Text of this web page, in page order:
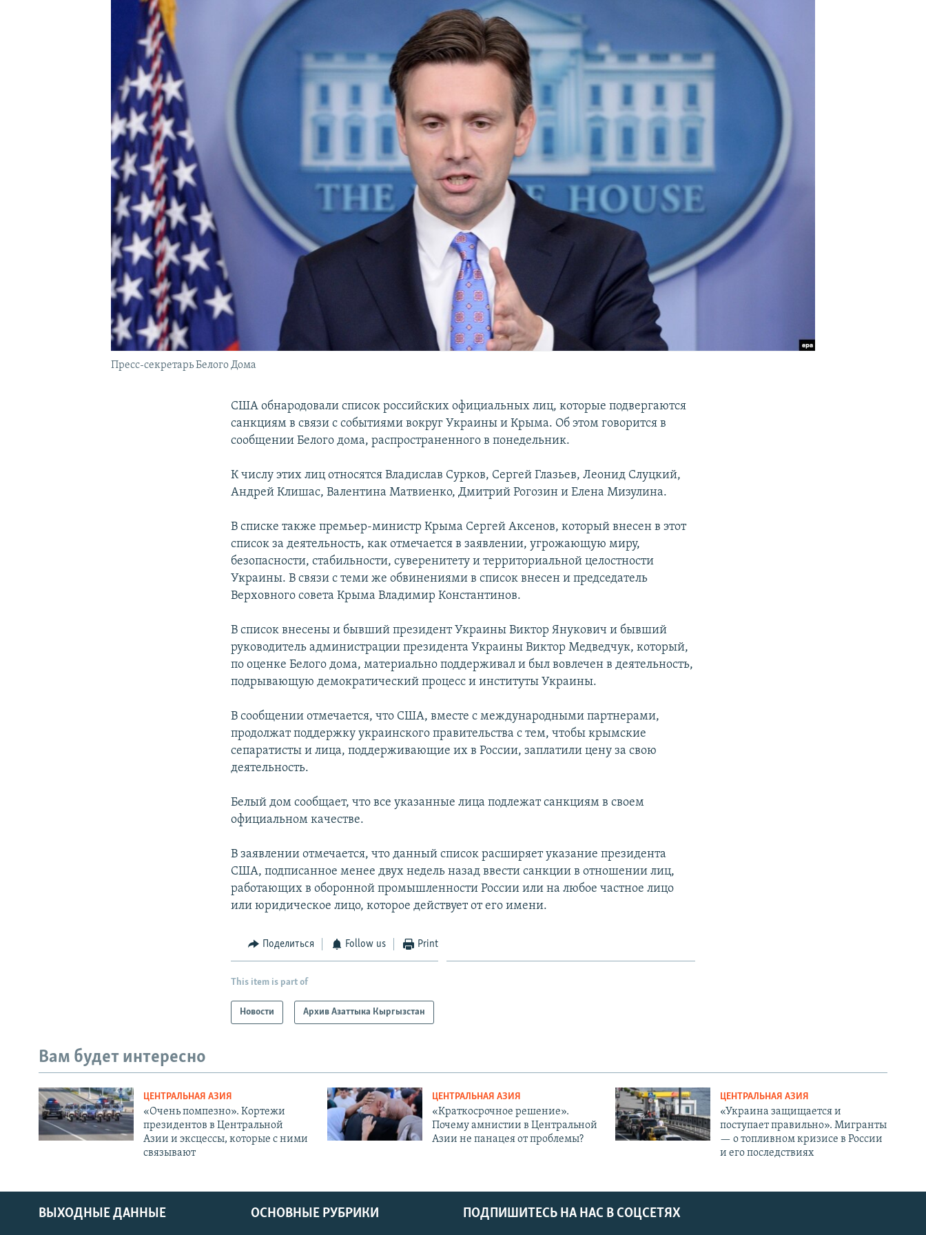
Пресс-секретарь Белого Дома
США обнародовали список российских официальных лиц, которые подвергаются
санкциям в связи с событиями вокруг Украины и Крыма. Об этом говорится в
сообщении Белого дома, распространенного в понедельник.
К числу этих лиц относятся Владислав Сурков, Сергей Глазьев, Леонид Слуцкий,
Андрей Клишас, Валентина Матвиенко, Дмитрий Рогозин и Елена Мизулина.
В списке также премьер-министр Крыма Сергей Аксенов, который внесен в этот
список за деятельность, как отмечается в заявлении, угрожающую миру,
безопасности, стабильности, суверенитету и территориальной целостности
Украины. В связи с теми же обвинениями в список внесен и председатель
Верховного совета Крыма Владимир Константинов.
В список внесены и бывший президент Украины Виктор Янукович и бывший
руководитель администрации президента Украины Виктор Медведчук, который,
по оценке Белого дома, материально поддерживал и был вовлечен в деятельность,
подрывающую демократический процесс и институты Украины.
В сообщении отмечается, что США, вместе с международными партнерами,
продолжат поддержку украинского правительства с тем, чтобы крымские
сепаратисты и лица, поддерживающие их в России, заплатили цену за свою
деятельность.
Белый дом сообщает, что все указанные лица подлежат санкциям в своем
официальном качестве.
В заявлении отмечается, что данный список расширяет указание президента
США, подписанное менее двух недель назад ввести санкции в отношении лиц,
работающих в оборонной промышленности России или на любое частное лицо
или юридическое лицо, которое действует от его имени.
Поделиться Follow us Print
This item is part of
Новости Архив Азаттыка Кыргызстан
Вам будет интересно
ЦЕНТРАЛЬНАЯ АЗИЯ
«Очень помпезно». Кортежи
президентов в Центральной
Азии и эксцессы, которые с ними
связывают
ЦЕНТРАЛЬНАЯ АЗИЯ
«Краткосрочное решение».
Почему амнистии в Центральной
Азии не панацея от проблемы?
ЦЕНТРАЛЬНАЯ АЗИЯ
«Украина защищается и
поступает правильно». Мигранты
— о топливном кризисе в России
и его последствиях
ПОДПИШИТЕСЬ НА НАС В СОЦСЕТЯХ
ВЫХОДНЫЕ ДАННЫЕ ОСНОВНЫЕ РУБРИКИ